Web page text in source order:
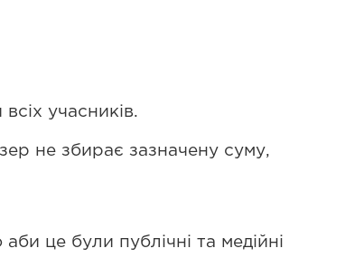
учасників.
не збирає зазначену суму,
це були публічні та медійні